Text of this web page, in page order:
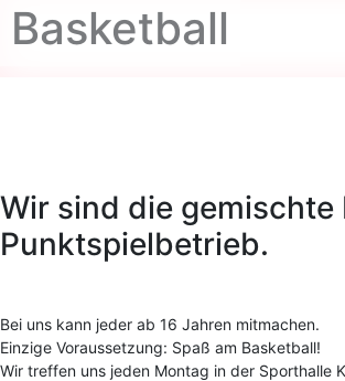
Basketball
Wir sind die
Punktspielbetrieb.
Bei uns kann jeder ab 16 Jahren mitmachen.
Einzige Voraussetzung: Spaß am Basketball!
Wir treffen uns jeden Montag in der Sporthalle